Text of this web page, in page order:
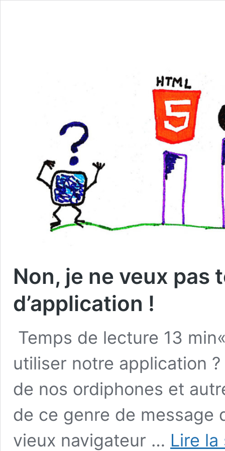
Non, je ne veux pas
d’application !
Temps de lecture 13
utiliser notre application
de nos ordiphones et
de ce genre de message
vieux navigateur … Lire